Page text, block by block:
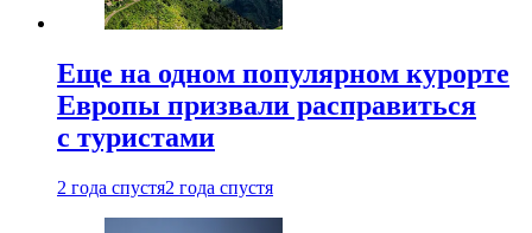
Еще на одном популярном курорте
Европы призвали расправиться
с туристами
2 года спустя2 года спустя